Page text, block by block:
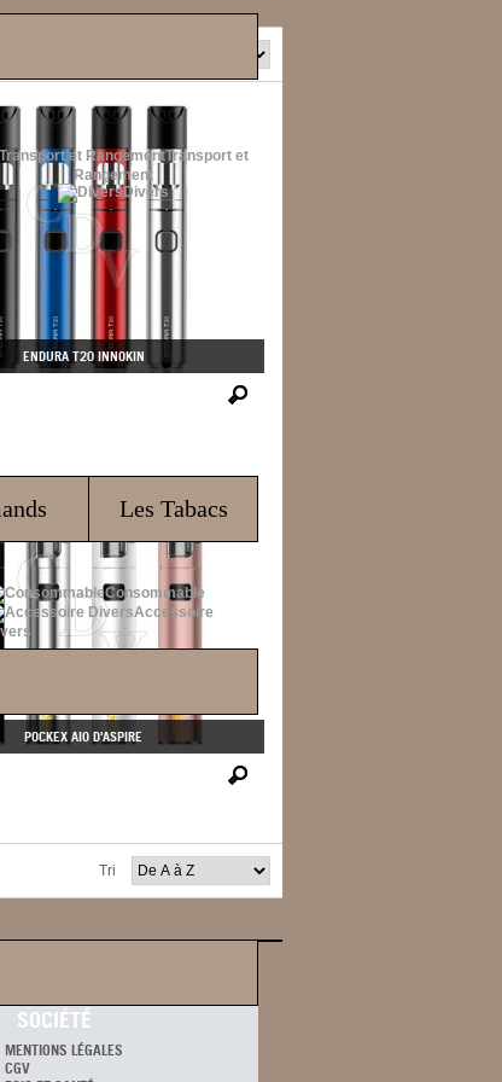
Transport et
Rangement
Divers
Les Tabacs
Consommable
Accessoire
ENDURA T20 INNOKIN
POCKEX AIO D'ASPIRE
Tri
SOCIÉTÉ
MENTIONS LÉGALES
CGV